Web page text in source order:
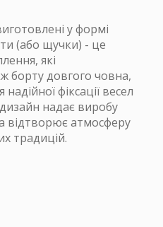
у формі
(або щучки) - це
які
борту довгого човна,
фіксації весел
надає виробу
відтворює атмосферу
традицій.